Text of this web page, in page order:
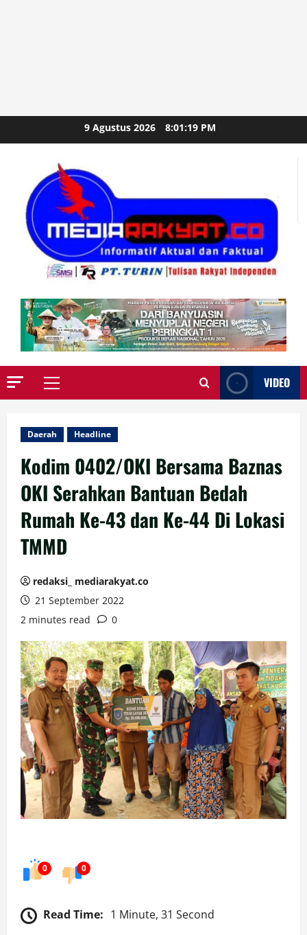
to
9 Agustus 2026 8:01:21 PM
Primary
VIDEO
Daerah Headline
Kodim 0402/OKI Bersama Baznas
OKI Serahkan Bantuan Bedah
Rumah Ke-43 dan Ke-44 Di Lokasi
TMMD
redaksi_ mediarakyat.co
21 September 2022
2 minutes read
0
0 0
Read Time: 1 Minute, 31 Second